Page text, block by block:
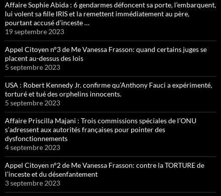
Affaire Sophie Abida : 6 gendarmes défoncent sa porte, l’embarquent,
lui volent sa fille IRIS et la remettent immédiatement au père,
pourtant accusé d’inceste …
19 septembre 2023
Appel Citoyen n°3 de Me Vanessa Frasson: quand certains juges se
placent au-dessus des lois
5 septembre 2023
USA : Robert Kennedy Jr. confirme qu’Anthony Fauci a expérimenté,
torturé et tué des orphelins innocents.
5 septembre 2023
Affaire Priscilla Majani : Trois commissions spéciales de l’ONU
s’adressent aux autorités françaises pour pointer des
dysfonctionnements
4 septembre 2023
Appel Citoyen n°2 de Me Vanessa Frasson: contre la TORTURE de
l’inceste et du désenfantement
3 septembre 2023